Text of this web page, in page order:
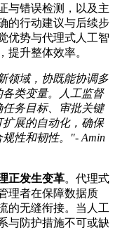
与错误检测，以及主
的行动建议与后续步
优势与代理式人工智
提升整体效率。
领域，协既能协调多
类变量。人工监督
务目标、审批关键
展的自动化，确保
性和韧性。"- Amin
正发生变革。代理式
理者在保障数据质
的无缝衔接。当人工
与防护措施不可或缺